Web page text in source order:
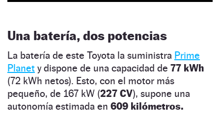
Una batería, dos potencias
La batería de este Toyota la suministra Prime
Planet y dispone de una capacidad de 77 kWh
(72 kWh netos). Esto, con el motor más
pequeño, de 167 kW (227 CV), supone una
autonomía estimada en 609 kilómetros.